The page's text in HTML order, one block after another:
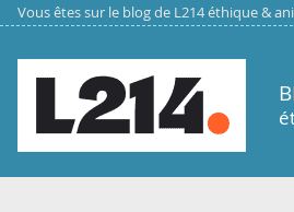
Aller au contenu principal
Vous êtes sur le blog de L214 éthique &